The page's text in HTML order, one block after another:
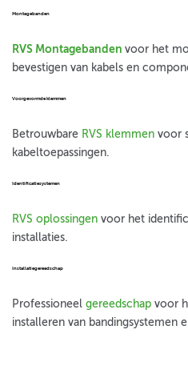
Montagebanden
RVS Montagebanden voor het
bevestigen van kabels en
Voorgevormde klemmen
Betrouwbare RVS klemmen voor
kabeltoepassingen.
Identificatiesystemen
RVS oplossingen voor het
installaties.
Installatiegereedschap
Professioneel gereedschap voor
installeren van bandingsystemen